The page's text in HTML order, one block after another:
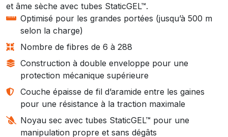
et âme sèche avec tubes StaticGEL™.
Optimisé pour les grandes portées (jusqu’à 500 m
selon la charge)
Nombre de fibres de 6 à 288
Construction à double enveloppe pour une
protection mécanique supérieure
Couche épaisse de fil d’aramide entre les gaines
pour une résistance à la traction maximale
Noyau sec avec tubes StaticGEL™ pour une
manipulation propre et sans dégâts